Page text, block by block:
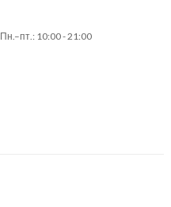
Пн.–пт.: 10:00 - 21:00